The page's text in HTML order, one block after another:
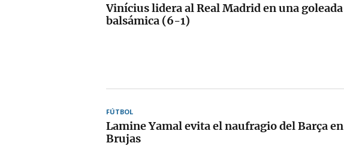
Vinícius lidera al Real Madrid en una goleada
balsámica (6-1)
FÚTBOL
Lamine Yamal evita el naufragio del Barça en
Brujas